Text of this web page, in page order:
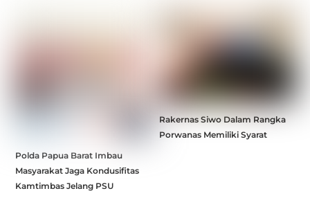
Polda Papua Barat Imbau
Masyarakat Jaga Kondusifitas
Kamtimbas Jelang PSU
Rakernas Siwo Dalam Rangka
Porwanas Memiliki Syarat